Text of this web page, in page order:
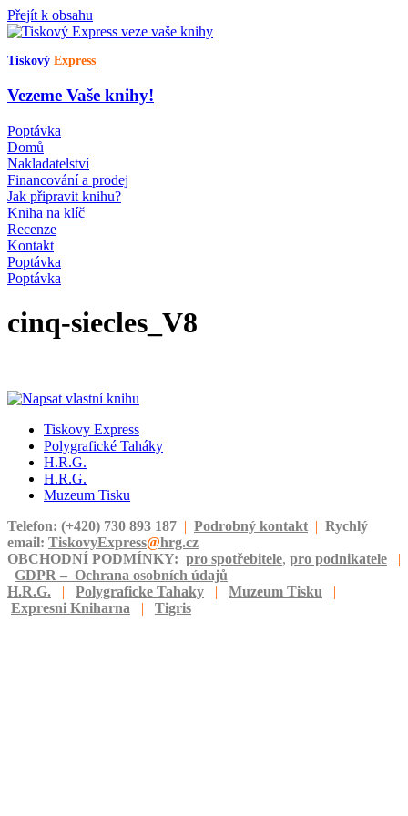
Přejít k obsahu
Tiskový Express
Vezeme Vaše knihy!
Poptávka
Domů
Nakladatelství
Financování a prodej
Jak připravit knihu?
Kniha na klíč
Recenze
Kontakt
Poptávka
Poptávka
cinq-siecles_V8
Tiskovy Express
Polygrafické Taháky
H.R.G.
H.R.G.
Muzeum Tisku
Telefon: (+420) 730 893 187 | Podrobný kontakt | Rychlý
email: TiskovyExpress@hrg.cz
OBCHODNÍ PODMÍNKY: pro spotřebitele, pro podnikatele
|
GDPR – Ochrana osobních údajů
H.R.G.
| Polygraficke Tahaky | Muzeum Tisku
|
Expresni Kniharna
| Tigris